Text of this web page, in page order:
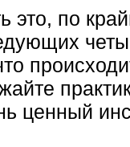
это, по
ценный